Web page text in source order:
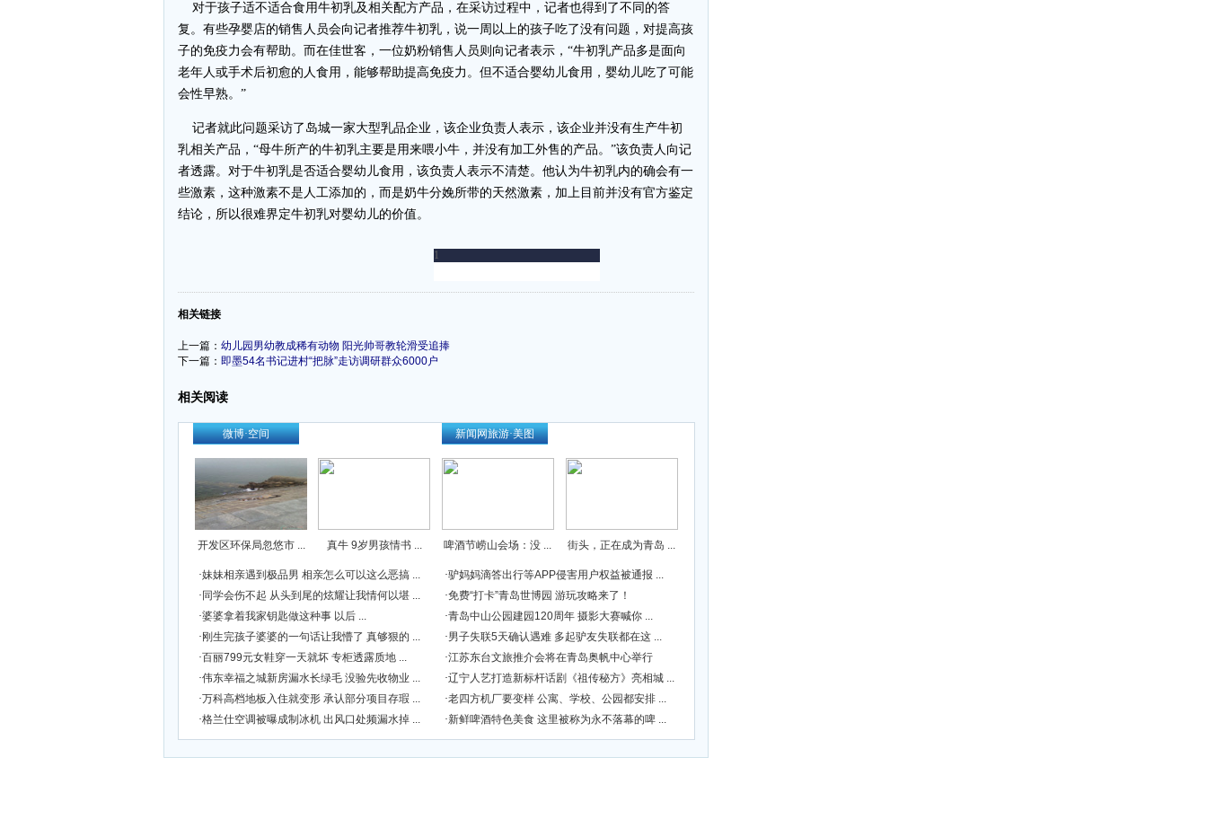
对于孩子适不适合食用牛初乳及相关配方产品，在采访过程中，记者也得到了不同的答
复。有些孕婴店的销售人员会向记者推荐牛初乳，说一周以上的孩子吃了没有问题，对提高孩
子的免疫力会有帮助。而在佳世客，一位奶粉销售人员则向记者表示，“牛初乳产品多是面向
老年人或手术后初愈的人食用，能够帮助提高免疫力。但不适合婴幼儿食用，婴幼儿吃了可能
会性早熟。”
记者就此问题采访了岛城一家大型乳品企业，该企业负责人表示，该企业并没有生产牛初
乳相关产品，“母牛所产的牛初乳主要是用来喂小牛，并没有加工外售的产品。”该负责人向记
者透露。对于牛初乳是否适合婴幼儿食用，该负责人表示不清楚。他认为牛初乳内的确会有一
些激素，这种激素不是人工添加的，而是奶牛分娩所带的天然激素，加上目前并没有官方鉴定
结论，所以很难界定牛初乳对婴幼儿的价值。
-
相关链接
上一篇： 幼儿园男幼教成稀有动物 阳光帅哥教轮滑受追捧
下一篇： 即墨54名书记进村“把脉”走访调研群众6000户
相关阅读